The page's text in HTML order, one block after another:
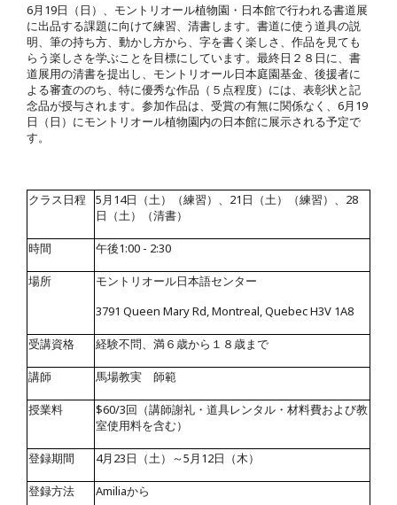
6月19日（日）、モントリオール植物園・日本館で行われる書道展
に出品する課題に向けて練習、清書します。書道に使う道具の説
明、筆の持ち方、動かし方から、字を書く楽しさ、作品を見ても
らう楽しさを学ぶことを目標にしています。最終日２８日に、書
道展用の清書を提出し、モントリオール日本庭園基金、後援者に
よる審査ののち、特に優秀な作品（５点程度）には、表彰状と記
念品が授与されます。参加作品は、受賞の有無に関係なく、 6月19
日（日）にモントリオール植物園内の日本館に展示される予定で
す。
クラス日程 5月14日（土）（練習）、 21 日（土）（練習）、 28
日（土）（清書）
時間 午後1:00 - 2:30
場所
モントリオール日本語センター
3791 Queen Mary Rd, Montreal, Quebec H3V 1A8
受講資格 経験不問、満６歳から１８歳まで
講師 馬場教実 師範
授業料 $60/3回（講師謝礼・道具レンタル・材料費および教
室使用料を含む）
登録期間 4月23日（土）～5月12日（木）
登録方法 Amiliaから